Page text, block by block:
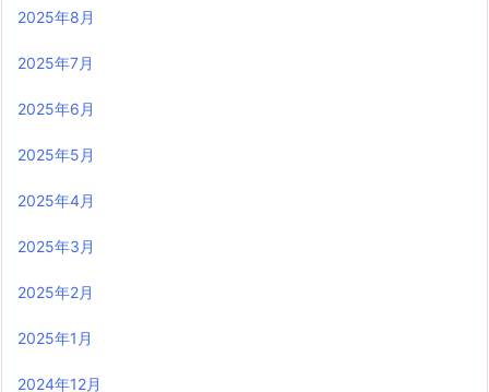
2025年8月
2025年7月
2025年6月
2025年5月
2025年4月
2025年3月
2025年2月
2025年1月
2024年12月